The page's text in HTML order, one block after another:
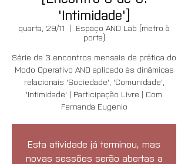
'Intimidade']
quarta, 29/11
  |
Espaço AND Lab (metro à
porta)
Série de 3 encontros mensais de prática do
Modo Operativo AND aplicado às dinâmicas
relacionais 'Sociedade', 'Comunidade',
'Intimidade' | Participação Livre | Com
Fernanda Eugenio
Esta atividade já terminou, mas
novas sessões serão abertas a